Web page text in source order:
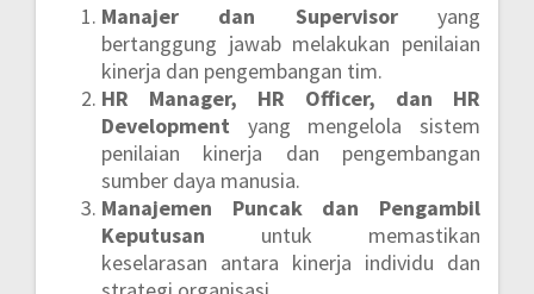
Manajer dan Supervisoryang
bertanggung jawab melakukan penilaian
kinerja dan pengembangan tim.
HR Manager, HR Officer, dan HR
Development yang mengelola sistem
penilaian kinerja dan pengembangan
sumber daya manusia.
Manajemen Puncak dan Pengambil
Keputusan untuk memastikan
keselarasan antara kinerja individu dan